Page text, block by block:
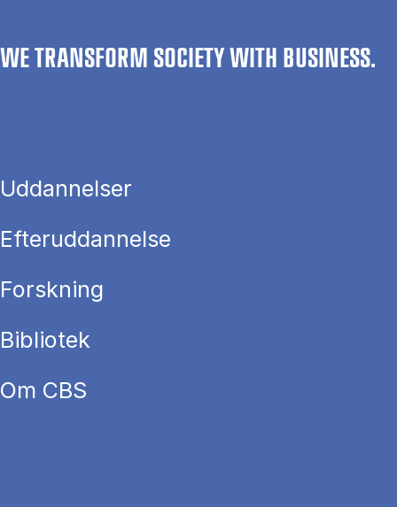
WE TRANSFORM SOCIETY WITH BUSINESS.
Uddannelser
Efteruddannelse
Forskning
Bibliotek
Om CBS